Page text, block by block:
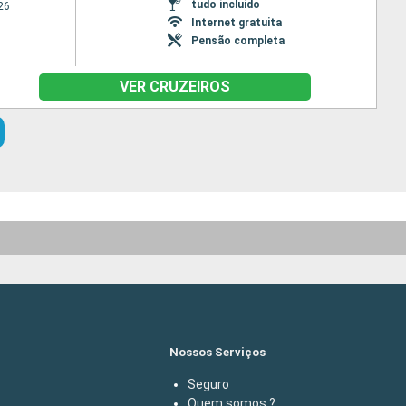
tudo incluído
Internet gratuita
Pensão completa
VER CRUZEIROS
Nossos Serviços
Seguro